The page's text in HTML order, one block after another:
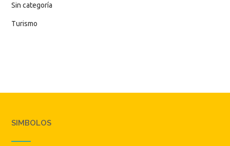
Sin categoría
Turismo
SIMBOLOS